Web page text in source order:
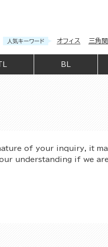
人気キーワード オフィス 三角
BL
of your inquiry, it
understanding if we